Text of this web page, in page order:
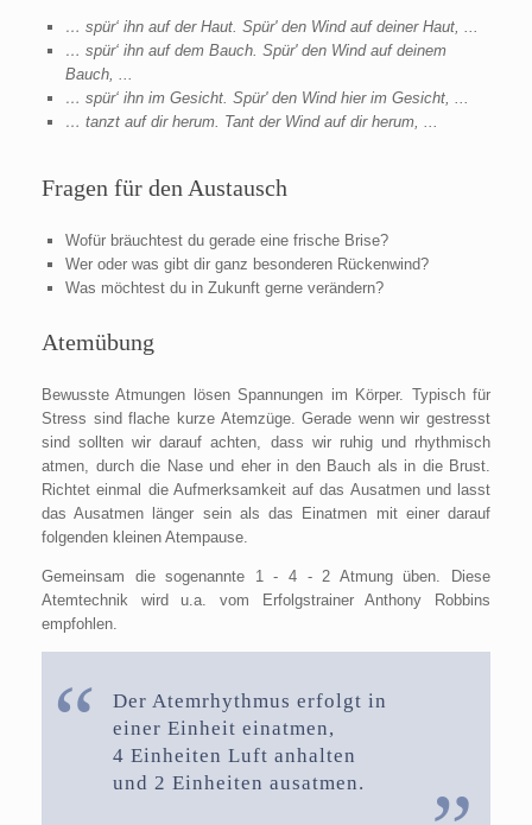
… spür‘ ihn auf der Haut. Spür' den Wind auf deiner Haut, ...
… spür‘ ihn auf dem Bauch. Spür' den Wind auf deinem
Bauch, ...
… spür‘ ihn im Gesicht. Spür' den Wind hier im Gesicht, ...
… tanzt auf dir herum. Tant der Wind auf dir herum, ...
Fragen für den Austausch
Wofür bräuchtest du gerade eine frische Brise?
Wer oder was gibt dir ganz besonderen Rückenwind?
Was möchtest du in Zukunft gerne verändern?
Atemübung
Bewusste Atmungen lösen Spannungen im Körper. Typisch für
Stress sind flache kurze Atemzüge. Gerade wenn wir gestresst
sind sollten wir darauf achten, dass wir ruhig und rhythmisch
atmen, durch die Nase und eher in den Bauch als in die Brust.
Richtet einmal die Aufmerksamkeit auf das Ausatmen und lasst
das Ausatmen länger sein als das Einatmen mit einer darauf
folgenden kleinen Atempause.
Gemeinsam die sogenannte 1 - 4 - 2 Atmung üben. Diese
Atemtechnik wird u.a. vom Erfolgstrainer Anthony Robbins
empfohlen.
Der Atemrhythmus erfolgt in
einer Einheit einatmen,
4 Einheiten Luft anhalten
und 2 Einheiten ausatmen.